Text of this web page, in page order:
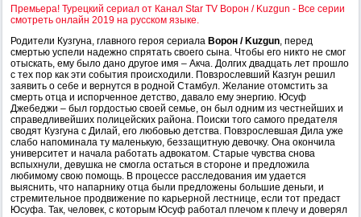
Премьера! Турецкий сериал от Канал Star TV Ворон / Kuzgun - Все серии
смотреть онлайн 2019 на русском языке.
Родители Кузгуна, главного героя сериала Ворон / Kuzgun, перед
смертью успели надежно спрятать своего сына. Чтобы его никто не смог
отыскать, ему было дано другое имя – Акча. Долгих двадцать лет прошло
с тех пор как эти события происходили. Повзрослевший Казгун решил
заявить о себе и вернутся в родной Стамбул. Желание отомстить за
смерть отца и испорченное детство, давало ему энергию. Юсуф
Джебеджи – был гордостью своей семье, он был одним из честнейших и
справедливейших полицейских района. Поиски того самого предателя
сводят Кузгуна с Дилай, его любовью детства. Повзрослевшая Дила уже
слабо напоминала ту маленькую, беззащитную девочку. Она окончила
университет и начала работать адвокатом. Старые чувства снова
вспыхнули, девушка не смогла остаться в стороне и предложила
любимому свою помощь. В процессе расследования им удается
выяснить, что напарнику отца были предложены большие деньги, и
стремительное продвижение по карьерной лестнице, если тот предаст
Юсуфа. Так, человек, с которым Юсуф работал плечом к плечу и доверял